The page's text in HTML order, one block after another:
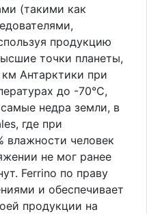
(такими как
продукцию
точки планеты,
Антарктики при
до -70°С,
недра земли, в
где при
влажности человек
не мог ранее
Ferrino по праву
и обеспечивает
продукции на